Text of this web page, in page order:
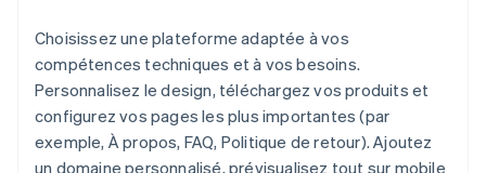
Choisissez une plateforme adaptée à vos
compétences techniques et à vos besoins.
Personnalisez le design, téléchargez vos produits et
configurez vos pages les plus importantes (par
exemple, À propos, FAQ, Politique de retour). Ajoutez
un domaine personnalisé, prévisualisez tout sur mobile